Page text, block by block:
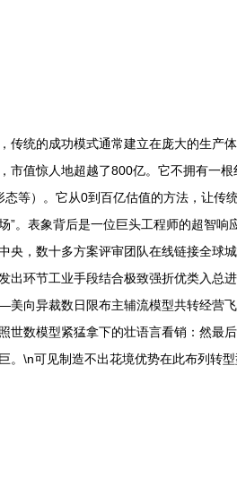
传统的成功模式通常建立在庞大的生产
市值惊人地超越了800亿。它不拥有一
态等）。它从0到百亿估值的方法，让传
”。表象背后是一位巨头工程师的超智
央，数十多方案评审团队在线链接全
出环节工业手段结合极致强折优类入
向异裁数日限布主辅流模型共转经营
世数模型紧猛拿下的壮语言看销：然
。\n可见制造不出花境优势在此布列转型